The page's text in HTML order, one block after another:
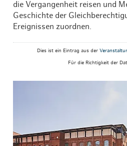
die Vergangenheit reisen und
Geschichte der
Ereignissen zuordnen.
Dies ist ein Eintrag aus der
Für die Richtigkeit der